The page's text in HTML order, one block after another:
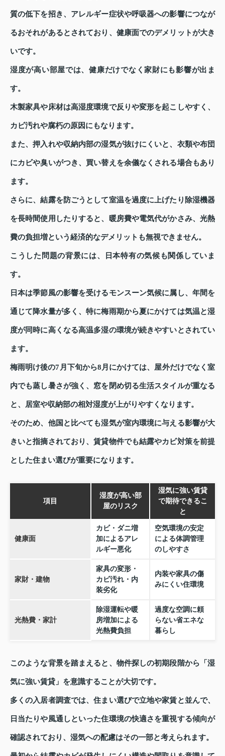
質の低下を招き、アレルギー症状や呼吸器への影響につなが
るおそれがあるとされており、健康面でのデメリットが大き
いです。
湿度が高い部屋では、健康だけでなく家財にも影響が出ま
す。
木製家具や床材は高湿度環境で反りや変形を起こしやすく、
カビ汚れや腐朽の原因にもなります。
また、押入れや収納内部の湿気が抜けにくいと、衣類や布団
にカビや臭いがつき、買い替えを余儀なくされる場合もあり
ます。
さらに、結露を防ごうとして室温を過度に上げたり除湿機器
を長時間使用したりすると、暖房費や電気代がかさみ、光熱
費の負担増という経済的なデメリットも無視できません。
こうした問題の背景には、日本特有の気候も関係していま
す。
日本は季節風の影響を受けるモンスーン気候に属し、年間を
通じて降水量が多く、特に梅雨期から夏にかけては気温と湿
度が同時に高くなる高温多湿の環境が続きやすいとされてい
ます。
梅雨明け後の7月下旬から8月にかけては、屋外だけでなく室
内でも蒸し暑さが強く、窓を閉め切る生活スタイルが重なる
と、居室や収納部の相対湿度が上がりやすくなります。
そのため、他国と比べても湿気が室内環境に与える影響が大
きいと指摘されており、賃貸物件でも結露やカビ対策を前提
とした住まい選びが重要になります。
項目
湿度が高い部
屋のリスク
湿気に強い賃貸
で期待できるこ
と
健康面
カビ・ダニ増
加によるアレ
ルギー悪化
空気環境の安定
による体調管理
のしやすさ
家財・建物
家具の変形・
カビ汚れ・内
装劣化
内装や家具の傷
みにくい住環境
光熱費・家計
除湿運転や暖
房増加による
光熱費負担
過度な空調に頼
らない省エネな
暮らし
このような背景を踏まえると、物件探しの初期段階から「湿
気に強い賃貸」を意識することが大切です。
多くの入居者調査では、住まい選びで立地や家賃と並んで、
日当たりや風通しといった住環境の快適さを重視する傾向が
確認されており、湿気への配慮はその一部と考えられます。